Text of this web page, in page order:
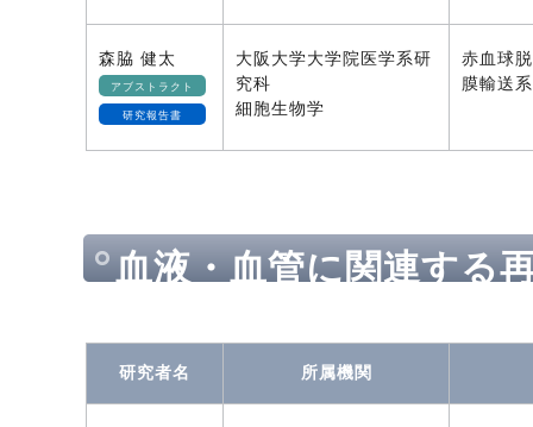
森脇 健太
アブストラクト
研究報告書
大阪大学大学院医学系研
究科
細胞生物学
赤血球
膜輸送
血液・血管に関連する
研究者名 所属機関